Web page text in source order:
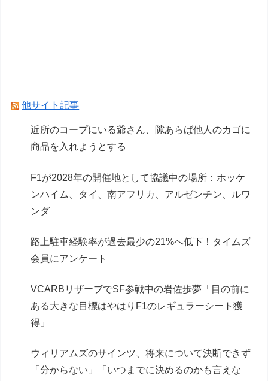
他サイト記事
近所のコープにいる爺さん、隙あらば他人のカゴに
商品を入れようとする
F1が2028年の開催地として協議中の場所：ホッケ
ンハイム、タイ、南アフリカ、アルゼンチン、ルワ
ンダ
路上駐車経験率が過去最少の21%へ低下！タイムズ
会員にアンケート
VCARBリザーブでSF参戦中の岩佐歩夢「目の前に
ある大きな目標はやはりF1のレギュラーシート獲
得」
ウィリアムズのサインツ、将来について決断できず
「分からない」「いつまでに決めるのかも言えな